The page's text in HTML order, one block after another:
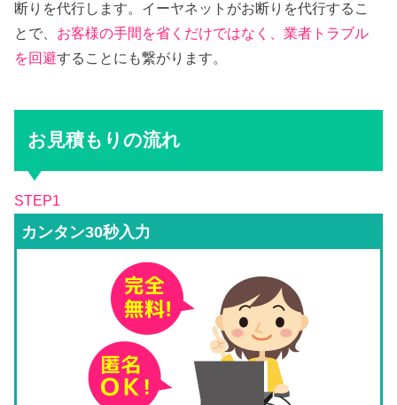
断りを代行します。イーヤネットがお断りを代行するこ
とで、 お客様の手間を省くだけではなく、業者トラブル
を回避することにも繋がります。
お見積もりの流れ
STEP1
カンタン30秒入力